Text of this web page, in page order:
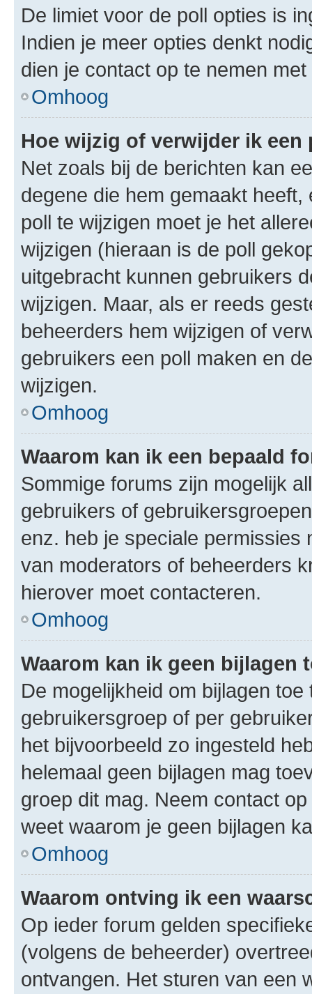
De limiet voor de poll opties is
Indien je meer opties denkt
dien je contact op te nemen
Omhoog
Hoe wijzig of verwijder ik een
Net zoals bij de berichten kan
degene die hem gemaakt
poll te wijzigen moet je het
wijzigen (hieraan is de poll
uitgebracht kunnen gebruikers
wijzigen. Maar, als er reeds
beheerders hem wijzigen of
gebruikers een poll maken en
wijzigen.
Omhoog
Waarom kan ik een bepaald
Sommige forums zijn mogelijk
gebruikers of
enz. heb je speciale permissies
van moderators of beheerders
hierover moet contacteren.
Omhoog
Waarom kan ik geen bijlagen
De mogelijkheid om bijlagen
gebruikersgroep of per
het bijvoorbeeld zo ingesteld
helemaal geen bijlagen mag
groep dit mag. Neem contact
weet waarom je geen bijlagen
Omhoog
Waarom ontving ik een
Op ieder forum gelden
(volgens de beheerder)
ontvangen. Het sturen van een